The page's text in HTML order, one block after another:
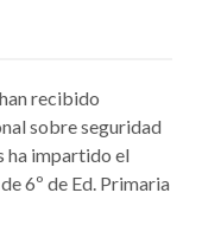
recibido
sobre seguridad
ha impartido el
6º de Ed. Primaria